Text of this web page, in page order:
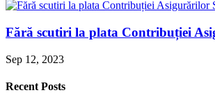
Fără scutiri la plata Contribuției
Sep 12, 2023
Recent Posts